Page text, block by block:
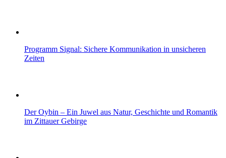
Programm Signal: Sichere Kommunikation in unsicheren
Zeiten
Der Oybin – Ein Juwel aus Natur, Geschichte und Romantik
im Zittauer Gebirge